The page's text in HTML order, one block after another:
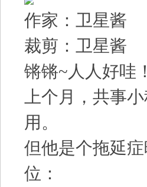
作家：卫星酱
裁剪：卫星酱
锵锵~人人好哇
上个月，共事
用。
但他是个拖延
位：